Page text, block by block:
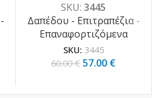
D:37cm (3445)
SKU: 3445
Δαπέδου - Επιτραπέζια -
Επαναφορτιζόμενα
SKU: 3445
60.00€ 57.00 €